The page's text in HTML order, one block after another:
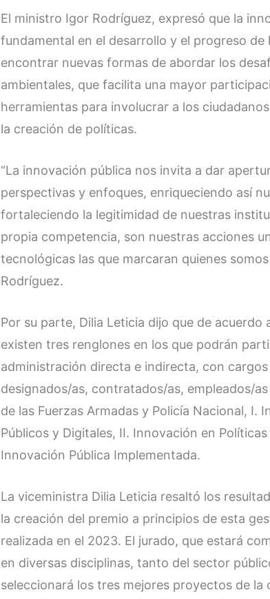
El ministro Igor Rodríguez, expresó que la
fundamental en el desarrollo y el progreso de
encontrar nuevas formas de abordar los
ambientales, que facilita una mayor
herramientas para involucrar a los
la creación de políticas.
“La innovación pública nos invita a dar
perspectivas y enfoques, enriqueciendo así
fortaleciendo la legitimidad de nuestras
propia competencia, son nuestras acciones
tecnológicas las que marcaran quienes
Rodríguez.
Por su parte, Dilia Leticia dijo que de acuerdo
existen tres renglones en los que podrán
administración directa e indirecta, con
designados/as, contratados/as, empleados/
de las Fuerzas Armadas y Policía Nacional, I.
Públicos y Digitales, II. Innovación en
Innovación Pública Implementada.
La viceministra Dilia Leticia resaltó los
la creación del premio a principios de esta
realizada en el 2023. El jurado, que estará
en diversas disciplinas, tanto del sector
seleccionará los tres mejores proyectos de la